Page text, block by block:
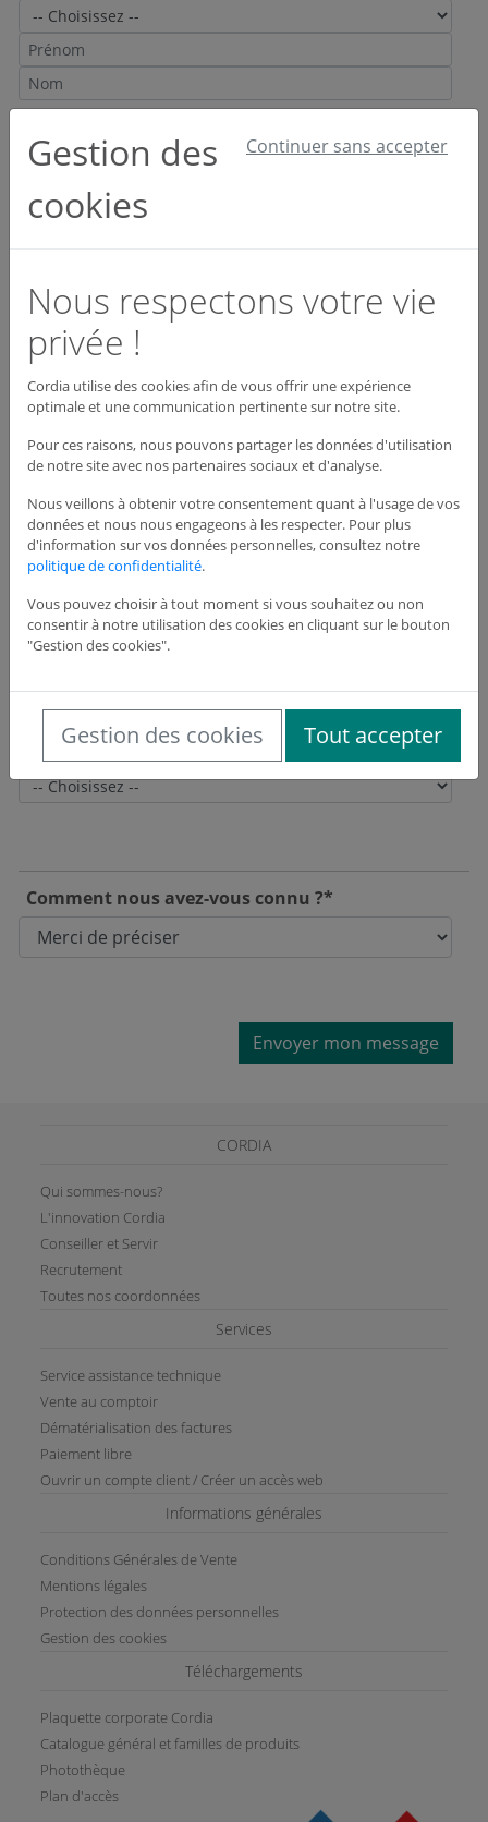
Email et téléphone *
Activité *
Adresse du siège de l'entreprise
Adresse *
Adresse suite
Comment nous avez-vous connu ?*
Envoyer mon message
CORDIA
Qui sommes-nous?
L'innovation Cordia
Conseiller et Servir
Recrutement
Toutes nos coordonnées
Services
Service assistance technique
Vente au comptoir
Dématérialisation des factures
Paiement libre
Ouvrir un compte client / Créer un accès web
Informations générales
Conditions Générales de Vente
Mentions légales
Protection des données personnelles
Gestion des cookies
Téléchargements
Plaquette corporate Cordia
Catalogue général et familles de produits
Photothèque
Plan d'accès
Gestion des
cookies
Continuer sans accepter
Nous respectons votre vie
privée !
Cordia utilise des cookies afin de vous offrir une expérience
optimale et une communication pertinente sur notre site.
Pour ces raisons, nous pouvons partager les données d'utilisation
de notre site avec nos partenaires sociaux et d'analyse.
Nous veillons à obtenir votre consentement quant à l'usage de vos
données et nous nous engageons à les respecter. Pour plus
d'information sur vos données personnelles, consultez notre
politique de confidentialité.
Vous pouvez choisir à tout moment si vous souhaitez ou non
consentir à notre utilisation des cookies en cliquant sur le bouton
"Gestion des cookies".
Gestion des cookies Tout accepter